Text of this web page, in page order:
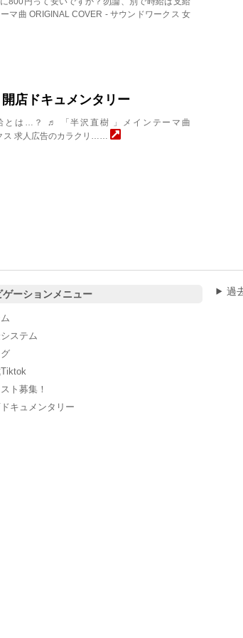
マ曲 ORIGINAL COVER - サウンドワークス 女
店ドキュメンタリー
とは…？ ♬ 「半沢直樹 」メインテーマ曲
ス 求人広告のカラクリ……
ゲーションメニュー
ステム
ト募集！
キュメンタリー
過